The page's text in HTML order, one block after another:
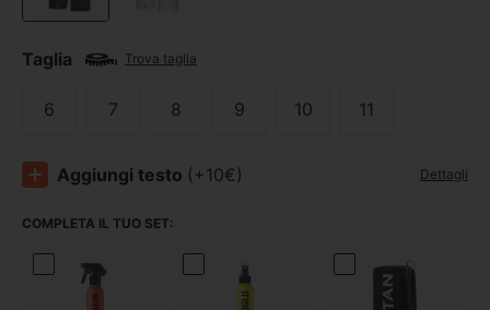
Taglia Trova taglia
6 7 8 9 10 11
Aggiungi testo (+10€) Dettagli
COMPLETA IL TUO SET: